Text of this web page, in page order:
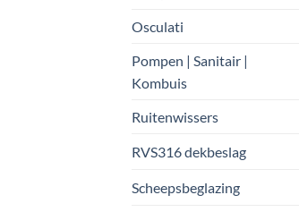
Osculati
Pompen | Sanitair |
Kombuis
Ruitenwissers
RVS316 dekbeslag
Scheepsbeglazing